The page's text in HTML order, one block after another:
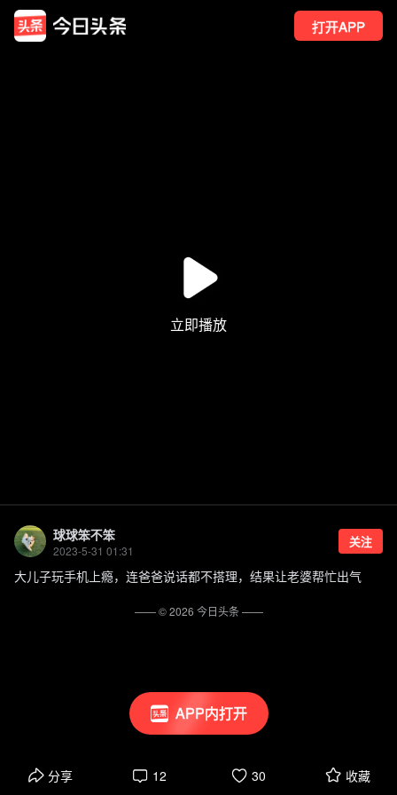
打开APP
APP内打开
球球笨不笨
2023-5-31 01:31
关注
大儿子玩手机上瘾，连爸爸说话都不搭理，结果让老婆帮忙出气
分享 12 30 收藏
—— ©2026 今日头条——